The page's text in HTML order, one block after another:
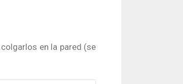
en la pared (se